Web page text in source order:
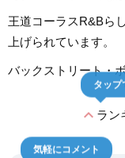
王道コーラスR&Bら
上げられています。
バックストリート・
expand_lessラン
タップ
気軽にコメント